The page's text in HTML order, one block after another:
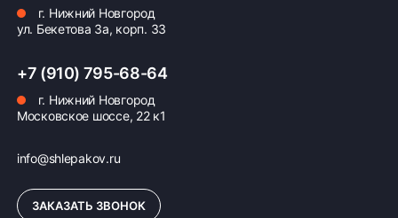
г. Нижний Новгород
ул. Бекетова 3а, корп. 33
+7 (910) 795-68-64
г. Нижний Новгород
Московское шоссе, 22 к1
info@shlepakov.ru
ЗАКАЗАТЬ ЗВОНОК